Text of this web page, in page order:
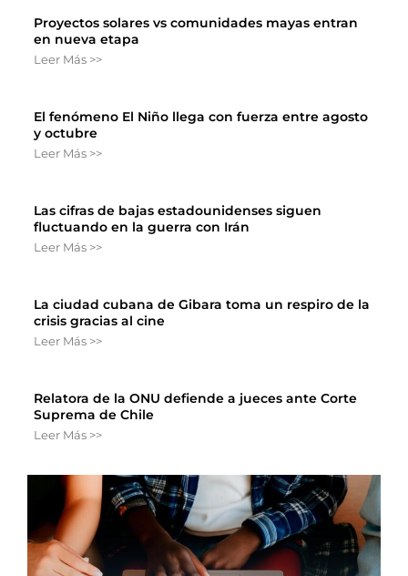
Proyectos solares vs comunidades mayas entran
en nueva etapa
Leer Más >>
El fenómeno El Niño llega con fuerza entre agosto
y octubre
Leer Más >>
Las cifras de bajas estadounidenses siguen
fluctuando en la guerra con Irán
Leer Más >>
La ciudad cubana de Gibara toma un respiro de la
crisis gracias al cine
Leer Más >>
Relatora de la ONU defiende a jueces ante Corte
Suprema de Chile
Leer Más >>